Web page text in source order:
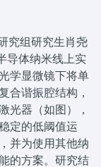
究组研究生肖尧
导体纳米线上实
学显微镜下将单
合谐振腔结构，
光器（如图），
定的低阈值运
并为使用其他纳
的方案。研究结